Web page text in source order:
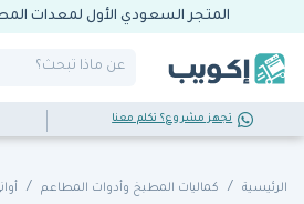
المتجر السعودي الأول لمعدات
تجهز مشروع؟ تكلم معنا
الرئيسية كماليات المطبخ وأدوات المطاعم